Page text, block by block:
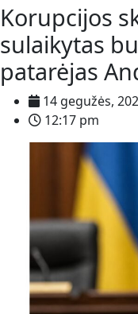
Korupcijos
sulaikytas
patarėjas
14 gegužės,
12:17 pm